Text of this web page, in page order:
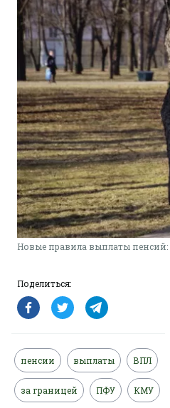
Новые правила выплаты
Поделиться:
пенсии выплаты ВПЛ
за границей ПФУ КМУ